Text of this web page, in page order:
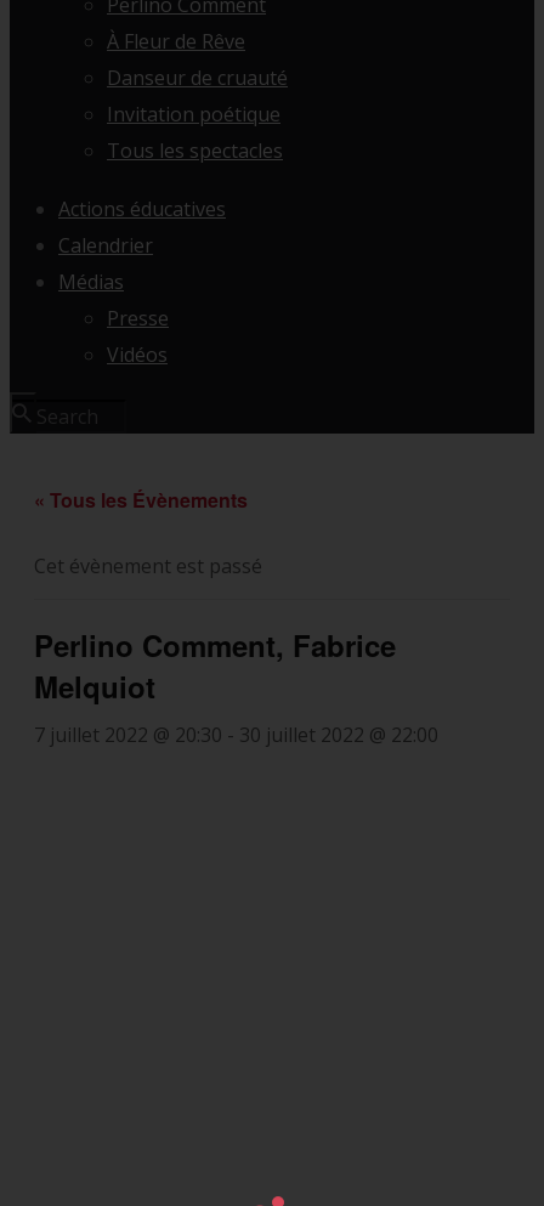
À Fleur de Rêve
Danseur de cruauté
Invitation poétique
Tous les spectacles
Actions éducatives
Calendrier
Médias
Presse
Vidéos
« Tous les Évènements
Cet évènement est passé
Perlino Comment, Fabrice
Melquiot
7 juillet 2022 @ 20:30 - 30 juillet 2022 @ 22:00